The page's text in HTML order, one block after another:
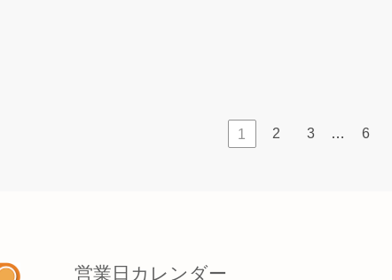
1 2 3 … 6
営業日カレンダー